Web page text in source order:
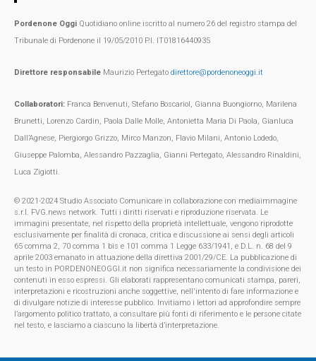
Pordenone Oggi Quotidiano online iscritto al numero 26 del registro stampa del
Tribunale di Pordenone il 19/05/2010 P.I. IT01816440935
Direttore responsabile Maurizio Pertegato direttore@pordenoneoggi.it
Collaboratori: Franca Benvenuti, Stefano Boscariol, Gianna Buongiorno, Marilena
Brunetti, Lorenzo Cardin, Paola Dalle Molle, Antonietta Maria Di Paola, Gianluca
Dall’Agnese, Piergiorgo Grizzo, Mirco Manzon, Flavio Milani, Antonio Lodedo,
Giuseppe Palomba, Alessandro Pazzaglia, Gianni Pertegato, Alessandro Rinaldini,
Luca Zigiotti.
© 2021-2024 Studio Associato Comunicare in collaborazione con mediaimmagine
s.r.l. FVG.news network. Tutti i diritti riservati e riproduzione riservata. Le
immagini presentate, nel rispetto della proprietà intellettuale, vengono riprodotte
esclusivamente per finalità di cronaca, critica e discussione ai sensi degli articoli
65 comma 2, 70 comma 1 bis e 101 comma 1 Legge 633/1941, e D.L. n. 68 del 9
aprile 2003 emanato in attuazione della direttiva 2001/29/CE. La pubblicazione di
un testo in PORDENONEOGGI.it non significa necessariamente la condivisione dei
contenuti in esso espressi. Gli elaborati rappresentano comunicati stampa, pareri,
interpretazioni e ricostruzioni anche soggettive, nell'intento di fare informazione e
di divulgare notizie di interesse pubblico. Invitiamo i lettori ad approfondire sempre
l’argomento politico trattato, a consultare più fonti di riferimento e le persone citate
nel testo, e lasciamo a ciascuno la libertà d’interpretazione.